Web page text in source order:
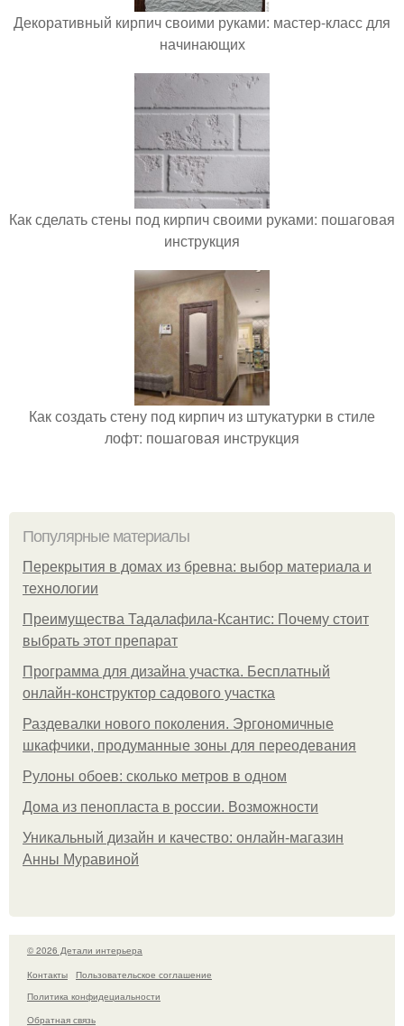
Декоративный кирпич своими руками: мастер-класс для
начинающих
Как сделать стены под кирпич своими руками: пошаговая
инструкция
Как создать стену под кирпич из штукатурки в стиле
лофт: пошаговая инструкция
Популярные материалы
Перекрытия в домах из бревна: выбор материала и
технологии
Преимущества Тадалафила-Ксантис: Почему стоит
выбрать этот препарат
Программа для дизайна участка. Бесплатный
онлайн-конструктор садового участка
Раздевалки нового поколения. Эргономичные
шкафчики, продуманные зоны для переодевания
Рулоны обоев: сколько метров в одном
Дома из пенопласта в россии. Возможности
Уникальный дизайн и качество: онлайн-магазин
Анны Муравиной
© 2026 Детали интерьера
Контакты
Пользовательское соглашение
Политика конфидециальности
Обратная связь